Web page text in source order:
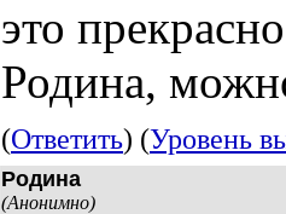
это
Родина,
(Ответить) (Уровень
Родина
(Анонимно)